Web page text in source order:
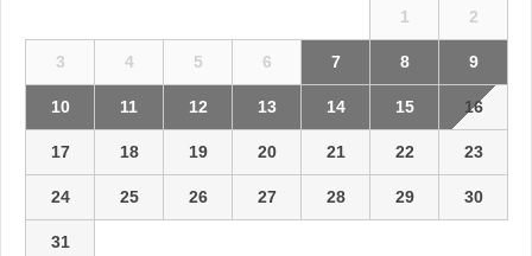
1 2
3 4 5 6 7 8 9
10 11 12 13 14 15 16
17 18 19 20 21 22 23
24 25 26 27 28 29 30
31